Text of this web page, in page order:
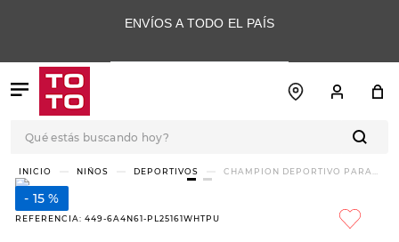
ENVÍOS A TODO EL PAÍS
NIÑOS DEPORTIVOS
CHAMPION DEPORTIVO PARA
15 %
REFERENCIA: 449-6A4N61-PL25161WHTPU
TÉRMINOS MÁS
BUSCADOS
1.